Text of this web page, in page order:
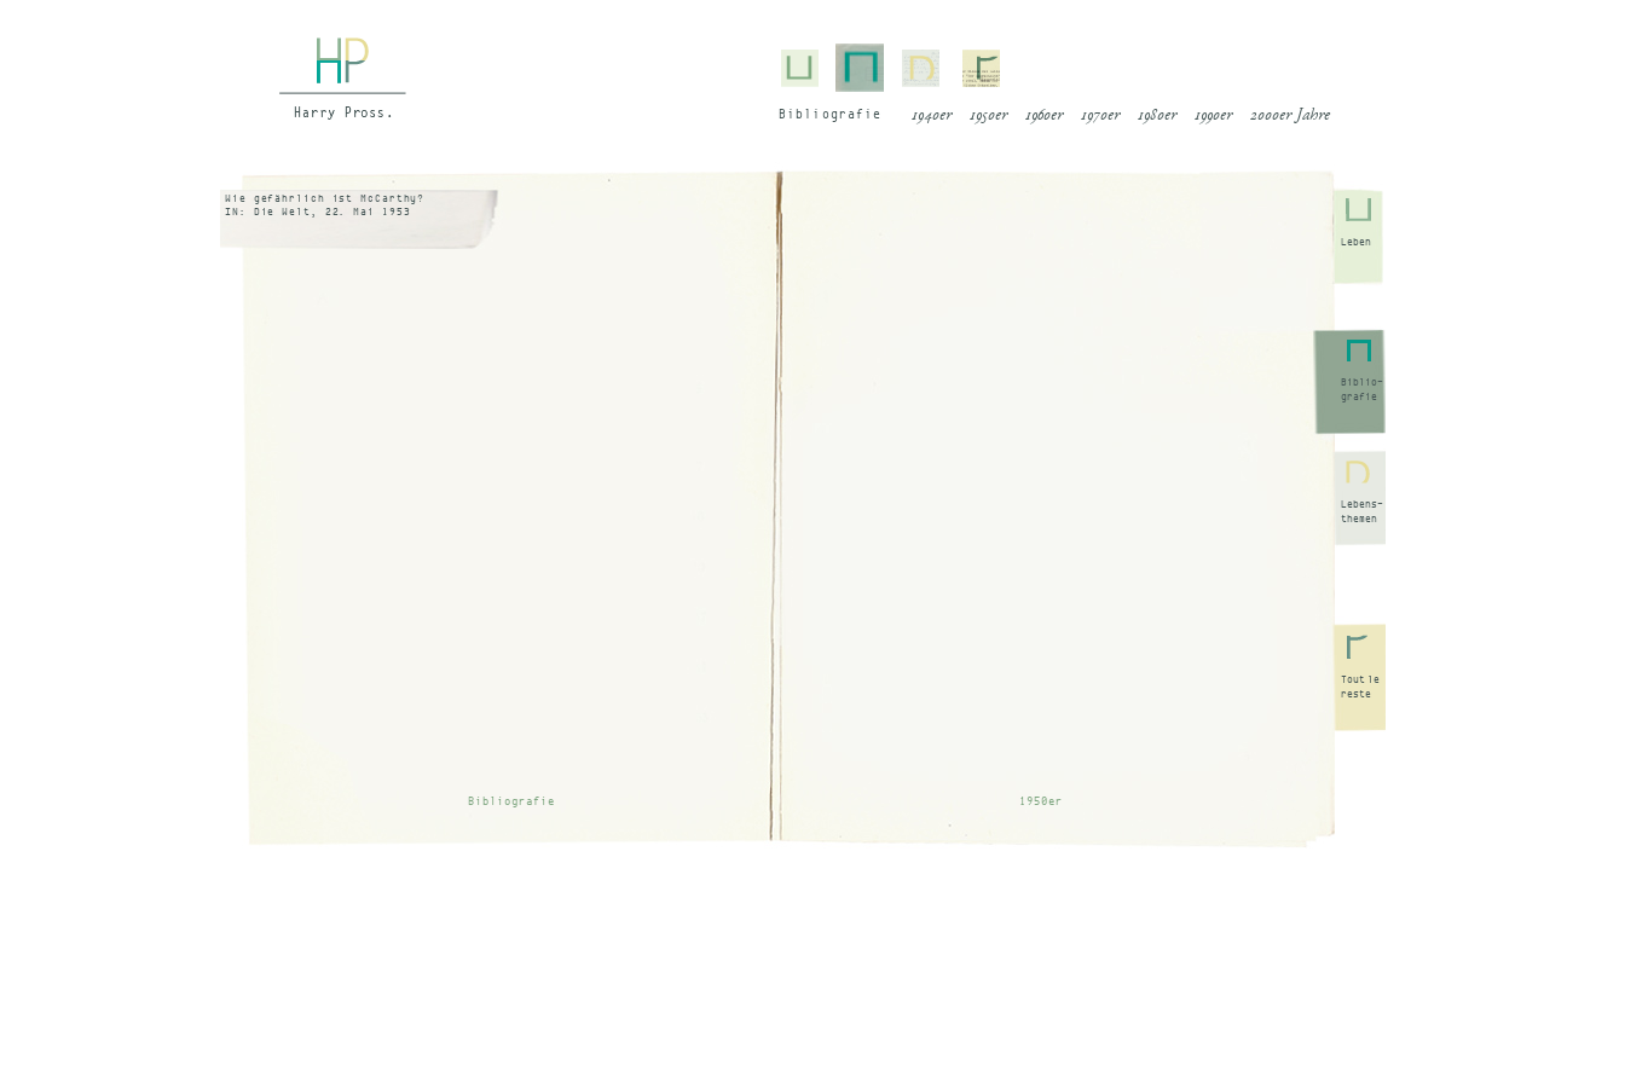
Bi­blio­gra­fie 1940er 1950er 1960er 1970er 1980er 1990er 2000er Jahre
Wie gefährlich ist McCarthy?
IN: Die Welt, 22. Mai 1953
Bibliografie 1950er
Leben
Biblio-
grafie
Lebens-
themen
Tout le
reste